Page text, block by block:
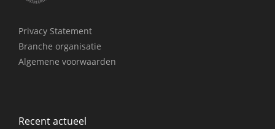
Privacy Statement
Branche organisatie
Algemene voorwaarden
Recent actueel